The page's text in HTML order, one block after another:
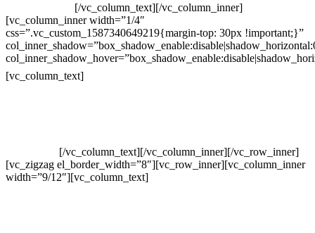
[/vc_column_text][/vc_column_inner]
[vc_column_inner width=”1/4″
css=”.vc_custom_1587340649219{margin-top: 30px !important;}”
[vc_column_text]
[/vc_column_text][/vc_column_inner][/vc_row_inner]
[vc_zigzag el_border_width=”8″][vc_row_inner][vc_column_inner
width=”9/12″][vc_column_text]